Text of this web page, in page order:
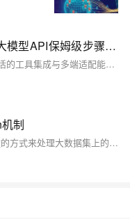
本地/阿里云部署 OpenClaw 配置大模型API保姆级步骤 + 基于 Tablestore+Mem0 构建记忆系统教程
OpenClaw作为开源AI智能体框架，凭借灵活的工具集成与多端适配能力，已成为个人与团队提升效率的核心工具。但原生记忆系统存在的“会话失忆、多Agent记忆隔离、部署复杂”等痛点，严重影响长期使用体验——新会话需重复说明偏好、多Agent协作需反复传递信息、本地向量部署门槛高。2026年，阿里云Tablestore与Mem0插件的组合，为OpenClaw提供了完美的记忆增强方案，实现跨会话、跨Agent的持久化记忆，兼顾云托管的便捷性与数据自主可控性。
制
ClickHouse的Mutation机制提供了一种高效的方式来处理大数据集上的修改操作。然而，需要注意的是，由于其异步和资源密集的特性，应当谨慎地进行规划和优化，以确保系统的整体性能。通过合理地使用Mutation操作，可以在保证数据一致性的同时，有效地管理和分析大规模数据集。